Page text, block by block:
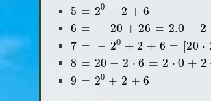
5 = 20 − 2 + 6
5 0-2
6 = − 20 + 26 = 2.0 − 2
6 26= 2.0-2 = |20 26
7 = − 20 + 2 + 6 = [20 ⋅
7 2+ 20 2:
8 = 20 − 2 ⋅ 6 = 2 ⋅ 0 + 2
8 20-2 =2 0+ 6
9 = 20 + 2 + 6
9 0+2 6